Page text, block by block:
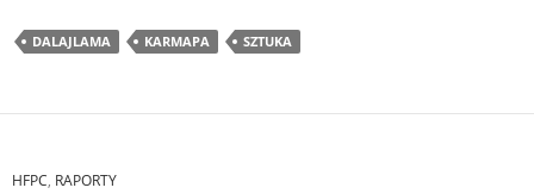
DALAJLAMA KARMAPA SZTUKA
HFPC, RAPORTY